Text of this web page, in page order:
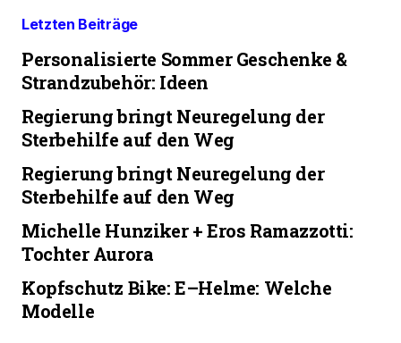
Letzten Beiträge
Personalisierte Sommer Geschenke &
Strandzubehör: Ideen
Regierung bringt Neuregelung der
Sterbehilfe auf den Weg
Regierung bringt Neuregelung der
Sterbehilfe auf den Weg
Michelle Hunziker + Eros Ramazzotti:
Tochter Aurora
Kopfschutz Bike: E–Helme: Welche
Modelle